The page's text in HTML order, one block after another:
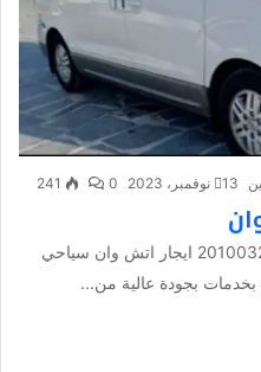
13 نوفمبر، 2023 0
241
ايجار هيونداي اتش وان |+201003203210 ايجار اتش وان سياحي
بخدمات بجودة عالية من...